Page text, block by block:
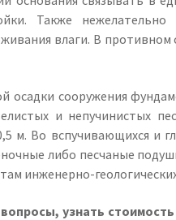
Также
влаги. В противном
осадки сооружения
и непучинистых
м. Во вспучивающихся и
либо песчаные
инженерно-
узнать